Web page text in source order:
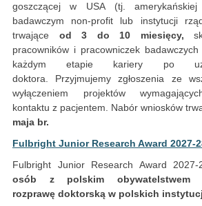
goszczącej w USA (tj. amerykańskiej
badawczym non-profit lub instytucji
trwające od 3 do 10 miesięcy,
pracowników i pracowniczek
każdym etapie kariery po
doktora. Przyjmujemy zgłoszenia ze
wyłączeniem projektów
kontaktu z pacjentem. Nabór wniosków
maja br.
Fulbright Junior Research Award 2027-
Fulbright Junior Research Award
osób z polskim obywatelstwem
rozprawę doktorską w polskich